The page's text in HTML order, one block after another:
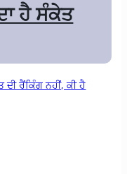
ਹੈ ਸੰਕੇਤ